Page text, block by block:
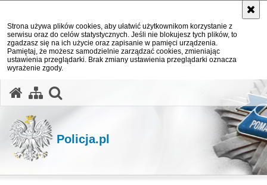
Strona używa plików cookies, aby ułatwić użytkownikom korzystanie z
serwisu oraz do celów statystycznych. Jeśli nie blokujesz tych plików, to
zgadzasz się na ich użycie oraz zapisanie w pamięci urządzenia.
Pamiętaj, że możesz samodzielnie zarządzać cookies, zmieniając
ustawienia przeglądarki. Brak zmiany ustawienia przeglądarki oznacza
wyrażenie zgody.
Policja.pl